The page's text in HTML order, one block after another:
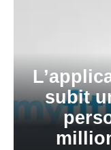
subit